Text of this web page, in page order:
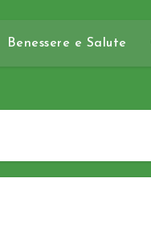
Benessere e Salute